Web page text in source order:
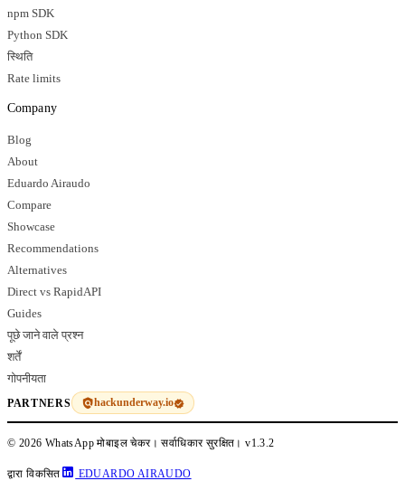
npm SDK
Python SDK
स्थिति
Rate limits
Company
Blog
About
Eduardo Airaudo
Compare
Showcase
Recommendations
Alternatives
Direct vs RapidAPI
Guides
पूछे जाने वाले प्रश्न
शर्तें
गोपनीयता
PARTNERS hackunderway.io
© 2026 WhatsApp मोबाइल चेकर। सर्वाधिकार सुरक्षित।v1.3.2
द्वारा विकसित EDUARDO AIRAUDO